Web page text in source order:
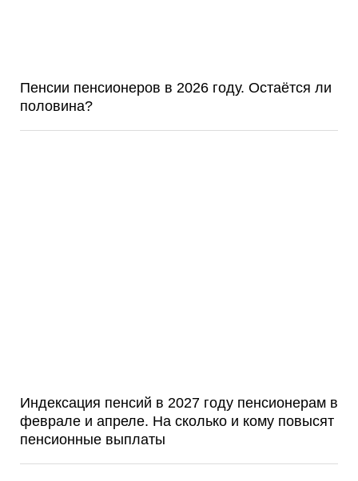
Пенсии пенсионеров в 2026 году. Остаётся ли
половина?
Индексация пенсий в 2027 году пенсионерам в
феврале и апреле. На сколько и кому повысят
пенсионные выплаты